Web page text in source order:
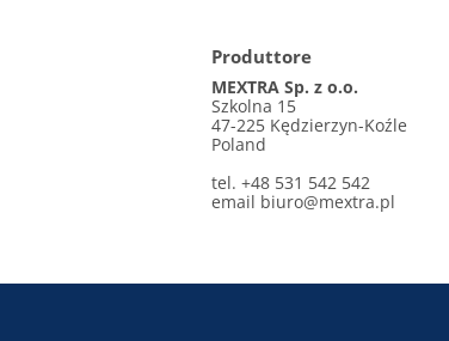
Produttore
MEXTRA Sp. z o.o.
Szkolna 15
47-225 Kędzierzyn-Koźle
Poland
tel. +48 531 542 542
email biuro@mextra.pl